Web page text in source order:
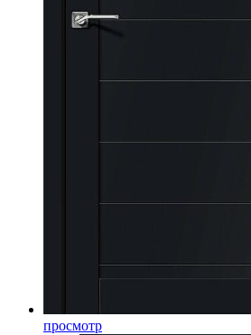
просмотр